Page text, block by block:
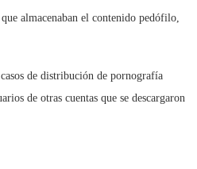
almacenaban el contenido pedófilo,
de distribución de pornografía
de otras cuentas que se descargaron